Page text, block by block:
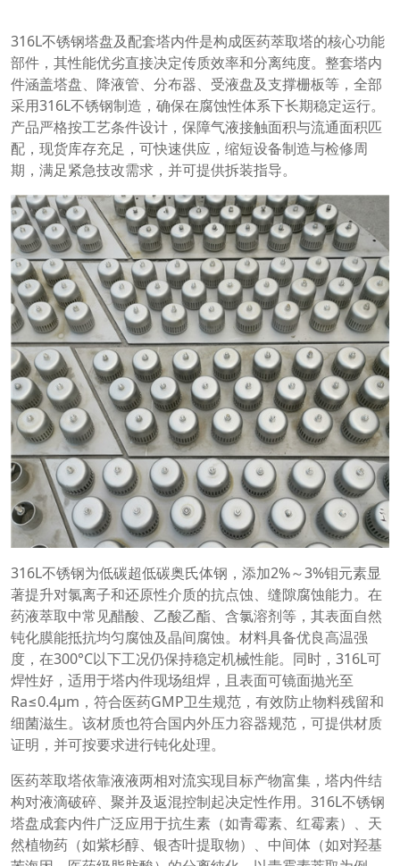
316L不锈钢塔盘及配套塔内件是构成医药萃取塔的核心功能
部件，其性能优劣直接决定传质效率和分离纯度。整套塔内
件涵盖塔盘、降液管、分布器、受液盘及支撑栅板等，全部
采用316L不锈钢制造，确保在腐蚀性体系下长期稳定运行。
产品严格按工艺条件设计，保障气液接触面积与流通面积匹
配，现货库存充足，可快速供应，缩短设备制造与检修周
期，满足紧急技改需求，并可提供拆装指导。
316L不锈钢为低碳超低碳奥氏体钢，添加2%～3%钼元素显
著提升对氯离子和还原性介质的抗点蚀、缝隙腐蚀能力。在
药液萃取中常见醋酸、乙酸乙酯、含氯溶剂等，其表面自然
钝化膜能抵抗均匀腐蚀及晶间腐蚀。材料具备优良高温强
度，在300°C以下工况仍保持稳定机械性能。同时，316L可
焊性好，适用于塔内件现场组焊，且表面可镜面抛光至
Ra≤0.4μm，符合医药GMP卫生规范，有效防止物料残留和
细菌滋生。该材质也符合国内外压力容器规范，可提供材质
证明，并可按要求进行钝化处理。
医药萃取塔依靠液液两相对流实现目标产物富集，塔内件结
构对液滴破碎、聚并及返混控制起决定性作用。316L不锈钢
塔盘成套内件广泛应用于抗生素（如青霉素、红霉素）、天
然植物药（如紫杉醇、银杏叶提取物）、中间体（如对羟基